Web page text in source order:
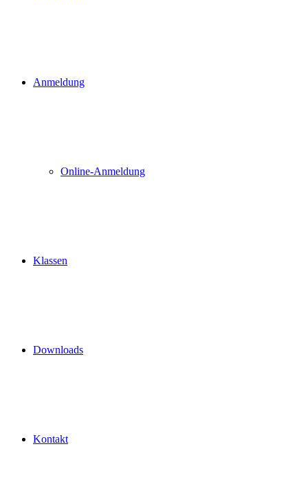
Anmeldung
Online-Anmeldung
Klassen
Downloads
Kontakt